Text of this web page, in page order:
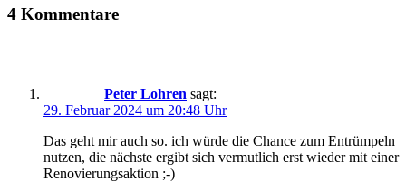
4 Kommentare
Peter Lohren sagt:
29. Februar 2024 um 20:48 Uhr
Das geht mir auch so. ich würde die Chance zum Entrümpeln
nutzen, die nächste ergibt sich vermutlich erst wieder mit einer
Renovierungsaktion ;-)